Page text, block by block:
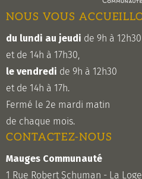
NOUS VOUS
du lundi au jeudi de 9h à 12h30
et de 14h à 17h30,
le vendredi de 9h à 12h30
et de 14h à 17h.
Fermé le 2e mardi matin
de chaque mois.
CONTACTEZ-NOUS
Mauges Communauté
1 Rue Robert Schuman - La Loge